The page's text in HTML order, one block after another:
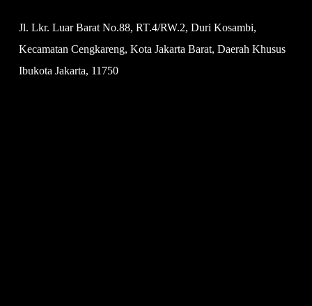
Jl. Lkr. Luar Barat No.88, RT.4/RW.2, Duri Kosambi,
Kecamatan Cengkareng, Kota Jakarta Barat, Daerah Khusus
Ibukota Jakarta, 11750